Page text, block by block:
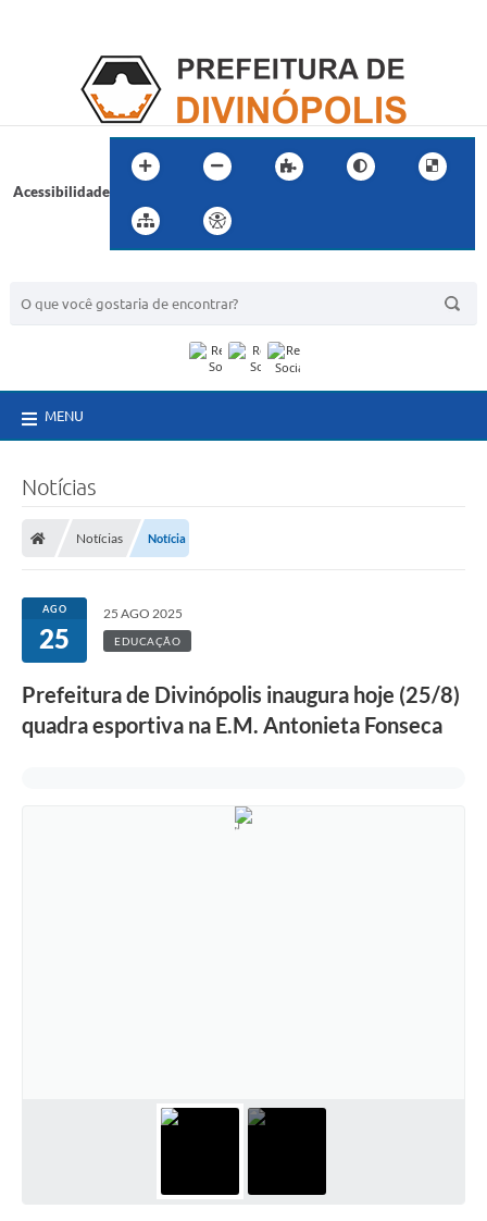
Acessibilidade
MENU
Notícias
Notícias Notícia
AGO
25
25 AGO 2025
EDUCAÇÃO
Prefeitura de Divinópolis inaugura hoje (25/8)
quadra esportiva na E.M. Antonieta Fonseca